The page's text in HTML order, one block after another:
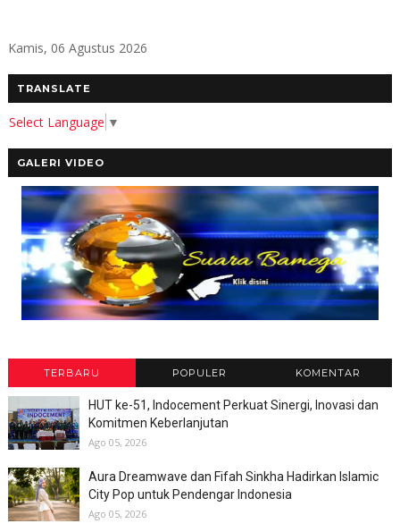
Kamis, 06 Agustus 2026
TRANSLATE
Select Language ▼
GALERI VIDEO
TERBARU POPULER KOMENTAR
HUT ke-51, Indocement Perkuat Sinergi, Inovasi dan
Komitmen Keberlanjutan
Ago 05, 2026
Aura Dreamwave dan Fifah Sinkha Hadirkan Islamic
City Pop untuk Pendengar Indonesia
Ago 05, 2026